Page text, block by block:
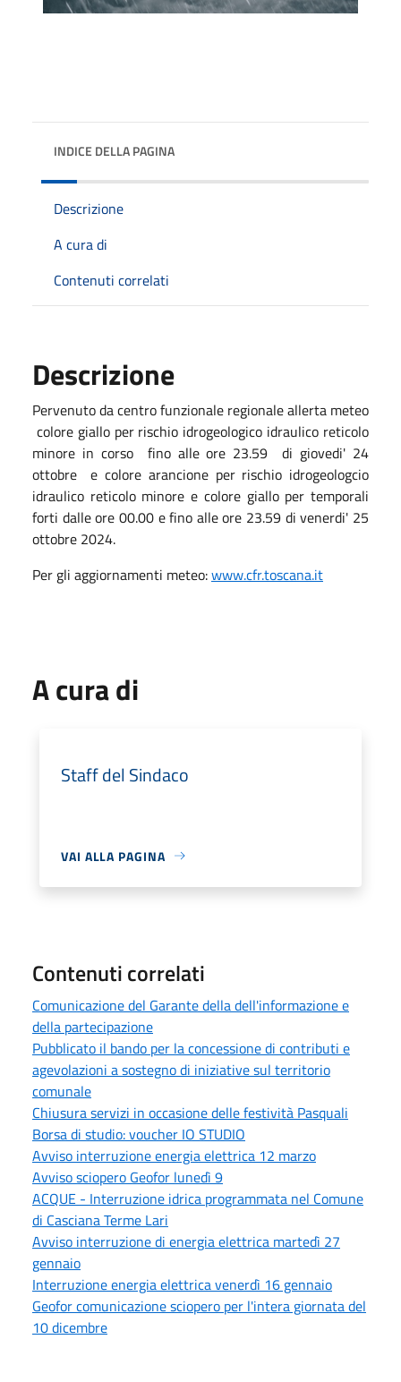
INDICE DELLA PAGINA
Descrizione
A cura di
Contenuti correlati
Descrizione
Pervenuto da centro funzionale regionale allerta meteo
colore giallo per rischio idrogeologico idraulico reticolo
minore in corso fino alle ore 23.59 di giovedi' 24
ottobre e colore arancione per rischio idrogeologcio
idraulico reticolo minore e colore giallo per temporali
forti dalle ore 00.00 e fino alle ore 23.59 di venerdi' 25
ottobre 2024.
Per gli aggiornamenti meteo:www.cfr.toscana.it
A cura di
Staff del Sindaco
VAI ALLA PAGINA
Contenuti correlati
Comunicazione del Garante della dell'informazione e
della partecipazione
Pubblicato il bando per la concessione di contributi e
agevolazioni a sostegno di iniziative sul territorio
comunale
Chiusura servizi in occasione delle festività Pasquali
Borsa di studio: voucher IO STUDIO
Avviso interruzione energia elettrica 12 marzo
Avviso sciopero Geofor lunedì 9
ACQUE - Interruzione idrica programmata nel Comune
di Casciana Terme Lari
Avviso interruzione di energia elettrica martedì 27
gennaio
Interruzione energia elettrica venerdì 16 gennaio
Geofor comunicazione sciopero per l'intera giornata del
10 dicembre